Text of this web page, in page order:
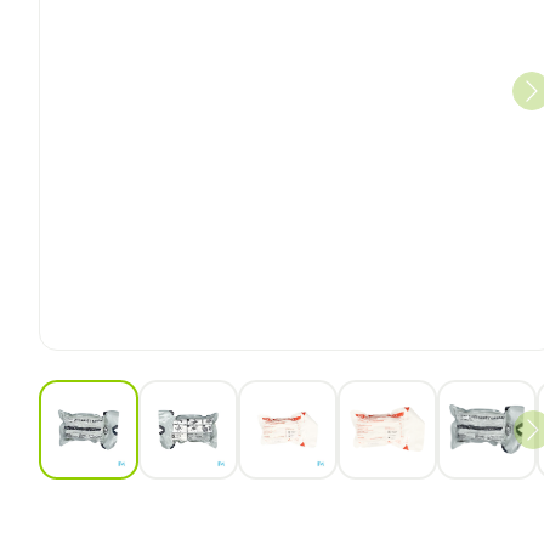
View larger image